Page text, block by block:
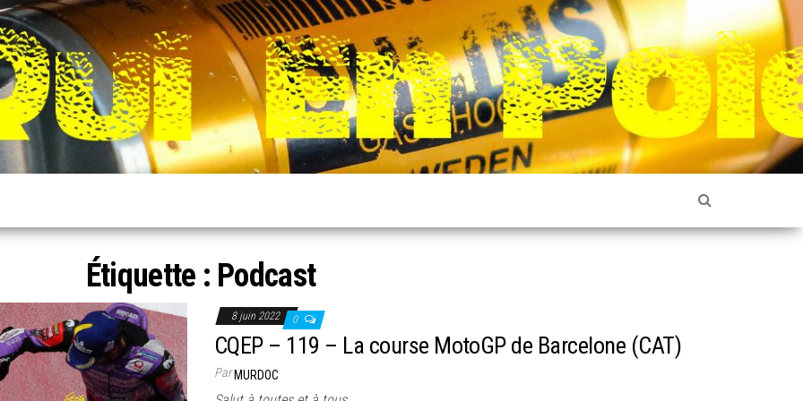
Étiquette : Podcast
8 juin 2022 0
CQEP – 119 – La course MotoGP de Barcelone (CAT)
ParMURDOC